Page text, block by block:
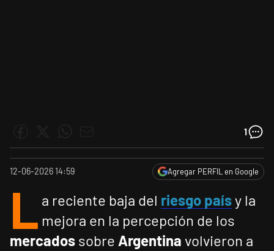
1
12-06-2026 14:59 Agregar PERFIL en Google
L a reciente baja del riesgo paísy la
mejora en la percepción de los
mercados sobre Argentina volvieron a